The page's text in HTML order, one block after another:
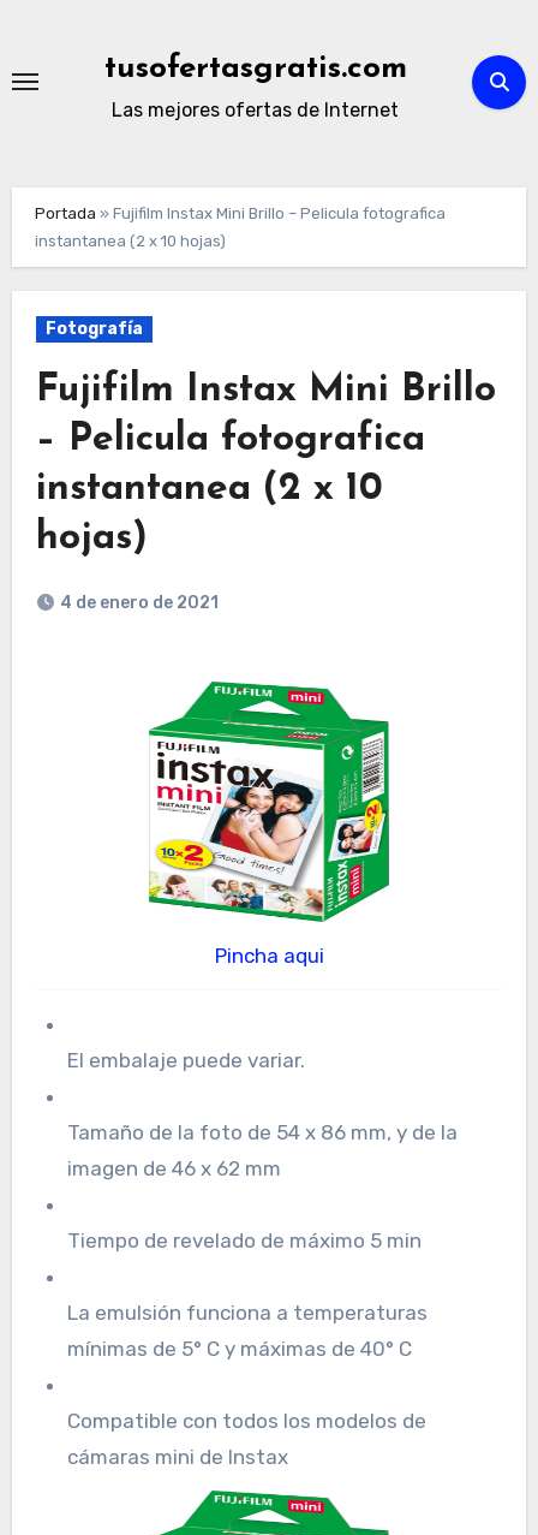
contenido
tusofertasgratis.com
Las mejores ofertas de Internet
Portada »Fujifilm Instax Mini Brillo – Pelicula fotografica
instantanea (2 x 10 hojas)
Fotografía
Fujifilm Instax Mini Brillo
– Pelicula fotografica
instantanea (2 x 10
hojas)
4 de enero de 2021
Pincha aqui
El embalaje puede variar.
Tamaño de la foto de 54 x 86 mm, y de la
imagen de 46 x 62 mm
Tiempo de revelado de máximo 5 min
La emulsión funciona a temperaturas
mínimas de 5° C y máximas de 40° C
Compatible con todos los modelos de
cámaras mini de Instax